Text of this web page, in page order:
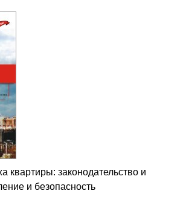
квартиры: законодательство и
и безопасность